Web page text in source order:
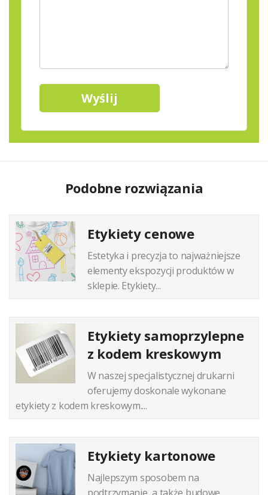
Podobne rozwiązania
Etykiety cenowe
Estetyka i precyzja to najważniejsze
elementy ekspozycji produktów w
sklepie. Etykiety...
Etykiety samoprzylepne
z kodem kreskowym
W naszej specjalistycznej drukarni
oferujemy doskonale wykonane
etykiety z kodem kreskowym....
Etykiety kartonowe
Najlepszym sposobem na